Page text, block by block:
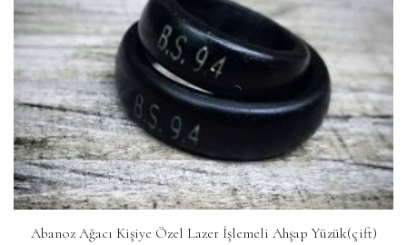
Abanoz Ağacı Kişiye Özel Lazer İşlemeli Ahşap Yüzük(çift)